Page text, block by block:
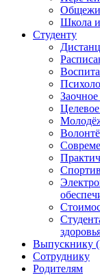
Школа
Студенту
Выпускнику
Сотруднику
Родителям